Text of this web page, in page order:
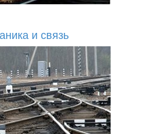
и связь